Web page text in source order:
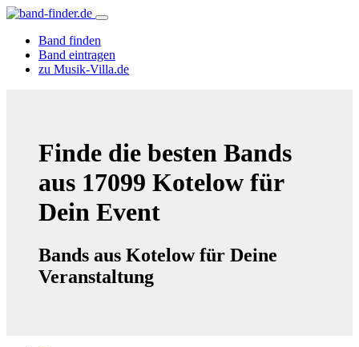
Band finden
Band eintragen
zu Musik-Villa.de
Finde die besten Bands
aus 17099 Kotelow für
Dein Event
Bands aus Kotelow für Deine
Veranstaltung